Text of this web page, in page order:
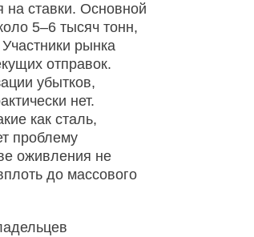
на ставки. Основной
5–6 тысяч тонн,
рынка
отправок.
убытков,
нет.
как сталь,
проблему
оживления не
до массового